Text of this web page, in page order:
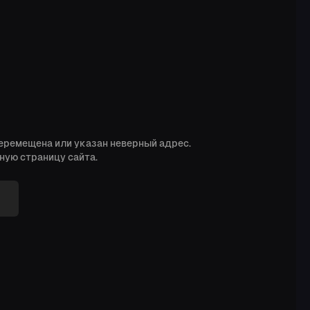
или указан неверный адрес.
страницу сайта.